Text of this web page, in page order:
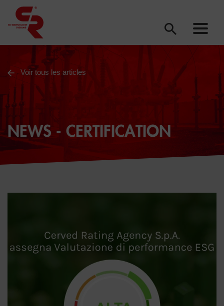
NEWS - CERTIFICATION
Voir tous les articles